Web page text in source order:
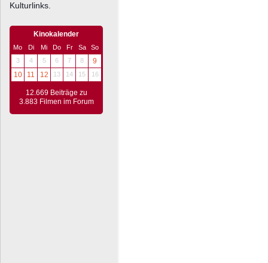
Kulturlinks.
Kinokalender
Mo Di Mi Do Fr Sa
So
3
4 5 6 7 8
9
10
11 12 13 14 15 16
12.669 Beiträge zu
3.883 Filmen im Forum